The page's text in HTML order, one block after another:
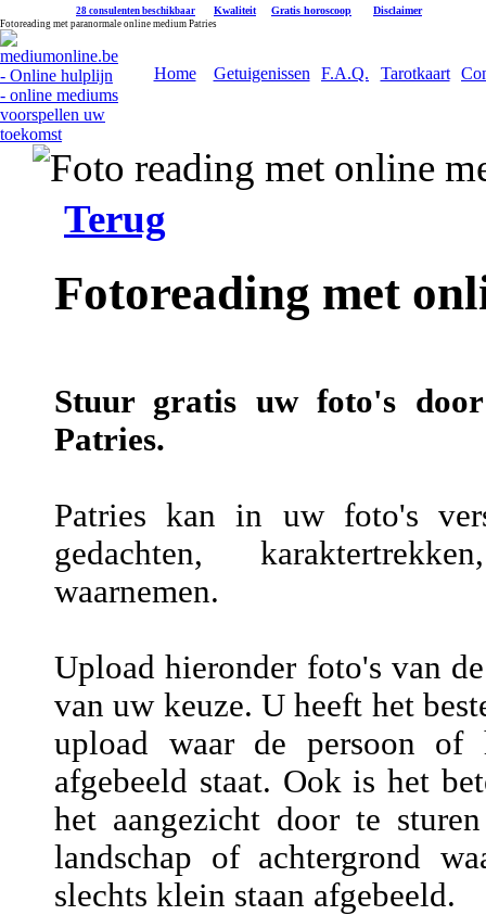
28 consulenten beschikbaar Kwaliteit Gratis horoscoop Disclaimer
Fotoreading met paranormale online medium Patries
Home Getuigenissen F.A.Q. Tarotkaart
Terug
Fotoreading met
Stuur gratis uw foto's
Patries.
Patries kan in uw foto's
gedachten,
waarnemen.
Upload hieronder foto's van
van uw keuze. U heeft het
upload waar de persoon of
afgebeeld staat. Ook is het
het aangezicht door te
landschap of achtergrond
slechts klein staan afgebeeld.